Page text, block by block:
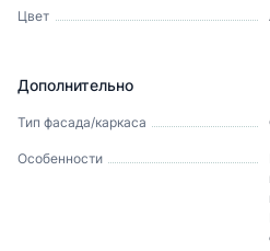
Цвет
Дополнительно
Тип фасада/каркаса
Особенности